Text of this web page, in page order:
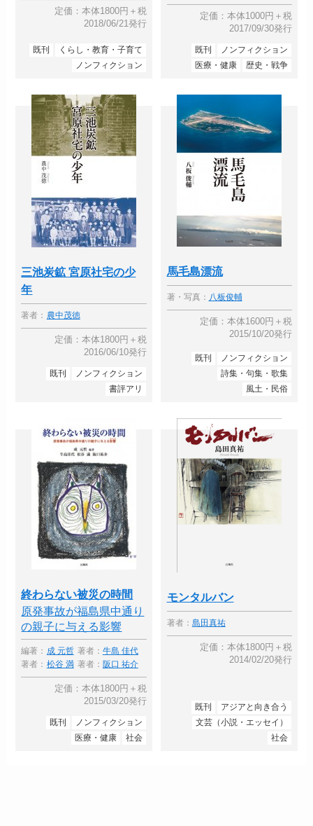
定価：本体1800円＋税
2018/06/21発行
既刊
くらし・教育・子育て
ノンフィクション
定価：本体1000円＋税
2017/09/30発行
既刊
ノンフィクション
医療・健康
歴史・戦争
三池炭鉱 宮原社宅の少
年
著者： 農中茂徳
定価：本体1800円＋税
2016/06/10発行
既刊
ノンフィクション
書評アリ
馬毛島漂流
著・写真： 八板俊輔
定価：本体1600円＋税
2015/10/20発行
既刊
ノンフィクション
詩集・句集・歌集
風土・民俗
終わらない被災の時間
原発事故が福島県中通り
の親子に与える影響
編著： 成 元哲 著者： 牛島 佳代
著者： 松谷 満 著者： 阪口 祐介
定価：本体1800円＋税
2015/03/20発行
既刊
ノンフィクション
医療・健康
社会
モンタルバン
著者： 島田真祐
定価：本体1800円＋税
2014/02/20発行
既刊
アジアと向き合う
文芸（小説・エッセイ）
社会